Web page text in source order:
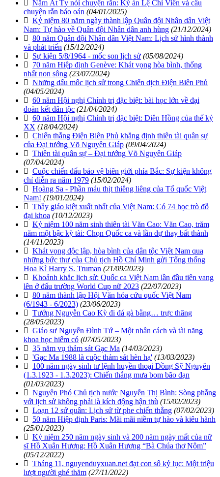
Năm Ất Tỵ nói chuyện rắn: Kỳ án Lệ Chi Viên và câu
chuyện rắn báo oán (04/01/2025)
Kỷ niệm 80 năm ngày thành lập Quân đội Nhân dân Việt
Nam: Tự hào về Quân đội Nhân dân anh hùng (21/12/2024)
80 năm Quân đội Nhân dân Việt Nam: Lịch sử hình thành
và phát triển (15/12/2024)
Sự kiện 5/8/1964 - mốc son lịch sử (05/08/2024)
70 năm Hiệp định Genève: Khát vọng hòa bình, thống
nhất non sông (23/07/2024)
Những dấu mốc lịch sử trong Chiến dịch Điện Biên Phủ
(04/05/2024)
60 năm Hội nghị Chính trị đặc biệt: bài học lớn về đại
đoàn kết dân tộc (21/04/2024)
60 năm Hội nghị Chính trị đặc biệt: Diên Hồng của thế kỷ
XX (18/04/2024)
Chiến thắng Điện Biên Phủ khẳng định thiên tài quân sự
của Đại tướng Võ Nguyên Giáp (09/04/2024)
Thiên tài quân sự – Đại tướng Võ Nguyên Giáp
(07/04/2024)
Cuộc chiến đấu bảo vệ biên giới phía Bắc: Sự kiện không
chỉ diễn ra năm 1979 (15/02/2024)
Hoàng Sa - Phần máu thịt thiêng liêng của Tổ quốc Việt
Nam! (19/01/2024)
Thầy giáo kiệt xuất nhất của Việt Nam: Có 74 học trò đỗ
đại khoa (10/12/2023)
Kỷ niệm 100 năm sinh thiên tài Văn Cao: Văn Cao, trăm
năm một bậc kỳ tài: Chọn Quốc ca và lần dự thay bất thành
(14/11/2023)
Khát vọng độc lập, hòa bình của dân tộc Việt Nam qua
những bức thư của Chủ tịch Hồ Chí Minh gửi Tổng thống
Hoa Kì Harry S. Truman (21/09/2023)
Khoảnh khắc lịch sử: Quốc ca Việt Nam lần đầu tiên vang
lên ở đấu trường World Cup nữ 2023 (22/07/2023)
80 năm thành lập Hội Văn hóa cứu quốc Việt Nam
(6/1943 - 6/2023) (23/06/2023)
Tướng Nguyễn Cao Kỳ đi đá gà bằng… trực thăng
(28/05/2023)
Giáo sư Nguyễn Đình Tứ – Một nhân cách và tài năng
khoa học hiếm có (07/05/2023)
35 năm vụ thảm sát Gạc Ma (14/03/2023)
'Gạc Ma 1988 là cuộc thảm sát hèn hạ' (13/03/2023)
100 năm ngày sinh tư lệnh huyền thoại Đồng Sỹ Nguyên
(1.3.1923 - 1.3.2023): Chiến thắng mưa bom bão đạn
(01/03/2023)
Nguyên Phó Chủ tịch nước Nguyễn Thị Bình: Sòng phẳng
với lịch sử không phải là kích động hận thù (15/02/2023)
Loạn 12 sứ quân: Lịch sử từ phe chiến thắng (07/02/2023)
50 năm Hiệp định Paris: Mãi mãi niềm tự hào và kiêu hãnh
(25/01/2023)
Kỷ niệm 250 năm ngày sinh và 200 năm ngày mất của nữ
sĩ Hồ Xuân Hương: Hồ Xuân Hương “Bà Chúa thơ Nôm”
(05/12/2022)
Tháng 11, nguyenduyxuan.net đạt con số kỷ lục: Một triệu
lượt người ghé thăm (27/11/2022)